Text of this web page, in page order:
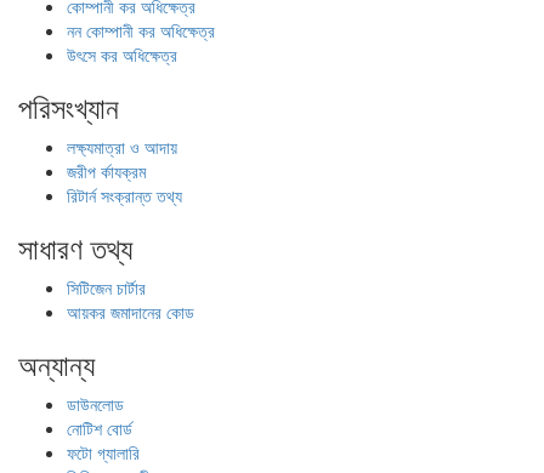
কোম্পানী কর অধিক্ষেত্র
নন কোম্পানী কর অধিক্ষেত্র
উৎসে কর অধিক্ষেত্র
পরিসংখ্যান
লক্ষ্যমাত্রা ও আদায়
জরীপ র্কাযক্রম
রিটার্ন সংক্রান্ত তথ্য
সাধারণ তথ্য
সিটিজেন চার্টার
আয়কর জমাদানের কোড
অন্যান্য
ডাউনলোড
নোটিশ বোর্ড
ফটো গ্যালারি